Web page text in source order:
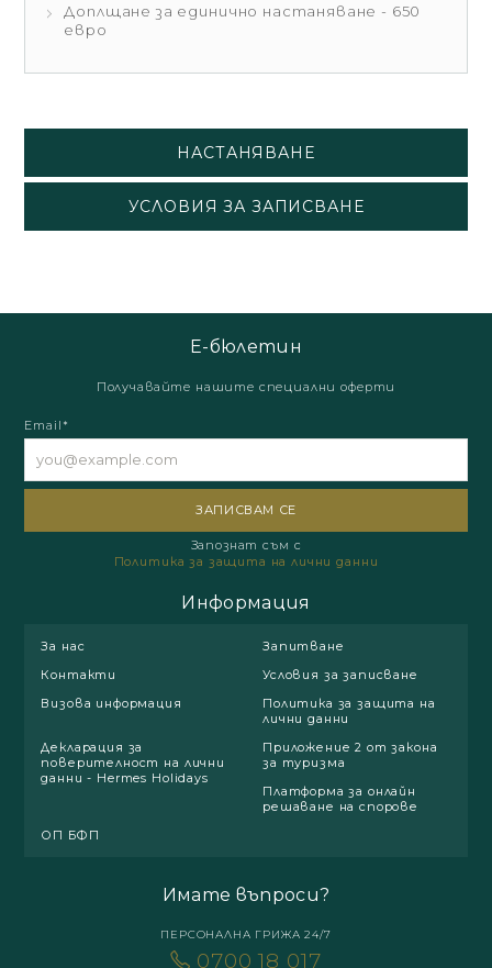
Доплщане за единично настаняване - 650
евро
НАСТАНЯВАНЕ
УСЛОВИЯ ЗА ЗАПИСВАНЕ
Е-бюлетин
Получавайте нашите специални оферти
Email*
Запознат съм с
Политика за защита на лични данни
Информация
За нас
Запитване
Контакти
Условия за записване
Визова информация
Политика за защита на
лични данни
Декларация за
поверителност на лични
данни - Hermes Holidays
Приложение 2 от закона
за туризма
Платформа за онлайн
решаване на спорове
ОП БФП
Имате въпроси?
ПЕРСОНАЛНА ГРИЖА 24/7
0700 18 017